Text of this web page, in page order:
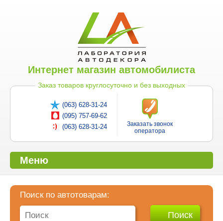
Интернет магазин автомобилиста
Заказ товаров круглосуточно и без выходных
(063) 628-31-24
(095) 757-69-62
(063) 628-31-24
Заказать звонок
оператора
Меню
Поиск по автотоварам: